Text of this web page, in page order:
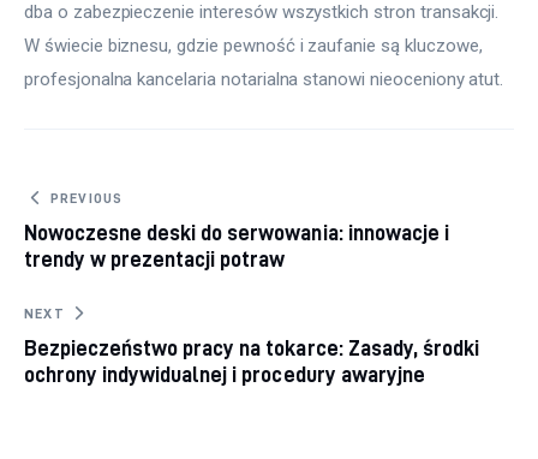
dba o zabezpieczenie interesów wszystkich stron transakcji.
W świecie biznesu, gdzie pewność i zaufanie są kluczowe,
profesjonalna kancelaria notarialna stanowi nieoceniony atut.
Nawigacja
wpisu
PREVIOUS
Nowoczesne deski do serwowania: innowacje i
trendy w prezentacji potraw
NEXT
Bezpieczeństwo pracy na tokarce: Zasady, środki
ochrony indywidualnej i procedury awaryjne